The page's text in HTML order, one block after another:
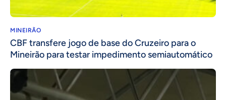
MINEIRÃO
CBF transfere jogo de base do Cruzeiro para o
Mineirão para testar impedimento semiautomático